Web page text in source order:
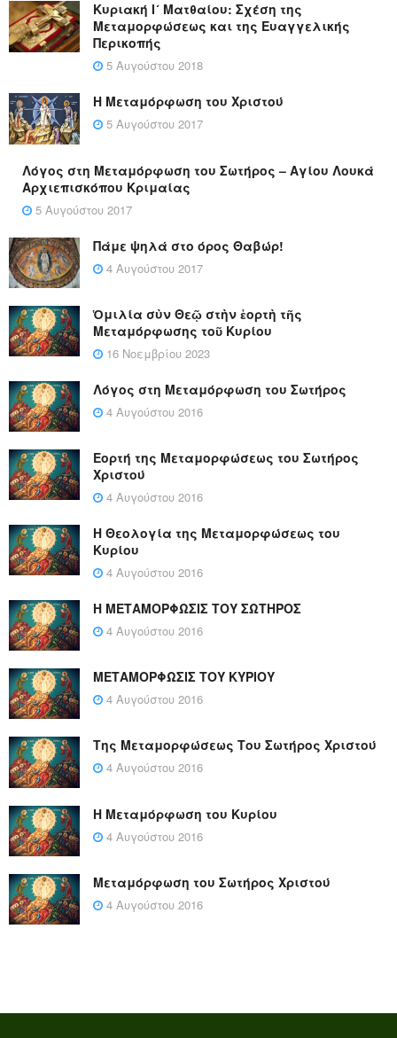
Κυριακή Ι´ Ματθαίου: Σχέση της
Μεταμορφώσεως και της Ευαγγελικής
Περικοπής
5 Αυγούστου 2018
Η Μεταμόρφωση του Χριστού
5 Αυγούστου 2017
Λόγος στη Μεταμόρφωση του Σωτήρος – Αγίου Λουκά
Αρχιεπισκόπου Κριμαίας
5 Αυγούστου 2017
Πάμε ψηλά στο όρος Θαβώρ!
4 Αυγούστου 2017
Ὁμιλία σὺν Θεῷ στὴν ἑορτὴ τῆς
Μεταμόρφωσης τοῦ Κυρίου
16 Νοεμβρίου 2023
Λόγος στη Μεταμόρφωση του Σωτήρος
4 Αυγούστου 2016
Εορτή της Μεταμορφώσεως του Σωτήρος
Χριστού
4 Αυγούστου 2016
Η Θεολογία της Μεταμορφώσεως του
Κυρίου
4 Αυγούστου 2016
Η ΜΕΤΑΜΟΡΦΩΣΙΣ ΤΟΥ ΣΩΤΗΡΟΣ
4 Αυγούστου 2016
ΜΕΤΑΜΟΡΦΩΣΙΣ ΤΟΥ ΚΥΡΙΟΥ
4 Αυγούστου 2016
Της Μεταμορφώσεως Του Σωτήρος Χριστού
4 Αυγούστου 2016
Η Μεταμόρφωση του Κυρίου
4 Αυγούστου 2016
Μεταμόρφωση του Σωτήρος Χριστού
4 Αυγούστου 2016